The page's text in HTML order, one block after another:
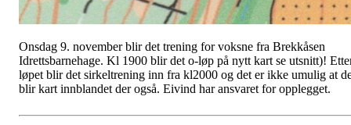
Onsdag 9. november blir det trening for voksne fra Brekkåsen
Idrettsbarnehage. Kl 1900 blir det o-løp på nytt kart se utsnitt)!
løpet blir det sirkeltrening inn fra kl2000 og det er ikke umulig at
blir kart innblandet der også. Eivind har ansvaret for opplegget.